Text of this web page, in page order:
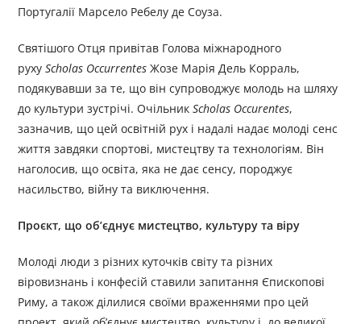
Португалії Марсело Ребелу де Соуза.
Святішого Отця привітав Голова міжнародного
рухуScholas Occurrentes Жозе Марія Дель Корраль,
подякувавши за те, що він супроводжує молодь на шляху
до культури зустрічі. ОчільникScholas Occurentes,
зазначив, що цей освітній рух і надалі надає молоді сенс
життя завдяки спортові, мистецтву та технологіям. Він
наголосив, що освіта, яка не дає сенсу, породжує
насильство, війну та виключення.
Проєкт, що об’єднує мистецтво, культуру та віру
Молоді люди з різних куточків світу та різних
віровизнань і конфесій ставили запитання Єпископові
Риму, а також ділилися своїми враженнями про цей